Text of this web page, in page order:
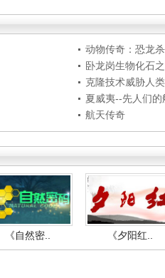
动物传奇：恐龙
卧龙岗生物化石
克隆技术威胁人
夏威夷--先人们的
航天传奇
《自然密.. 《夕阳红..